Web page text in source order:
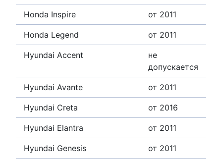
Honda Inspire от 2011
Honda Legend от 2011
Hyundai Accent
не
допускается
Hyundai Avante от 2011
Hyundai Creta от 2016
Hyundai Elantra от 2011
Hyundai Genesis от 2011